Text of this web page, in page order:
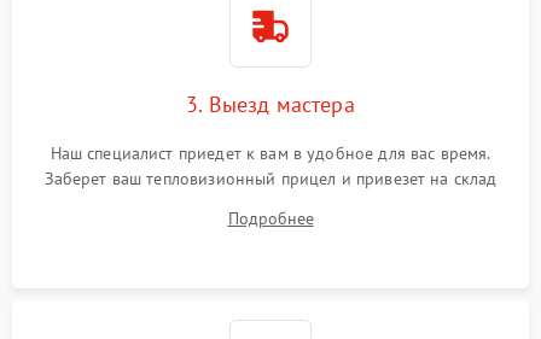
3. Выезд мастера
Наш специалист приедет к вам в удобное для вас время.
Заберет ваш тепловизионный прицел и привезет на склад
Подробнее